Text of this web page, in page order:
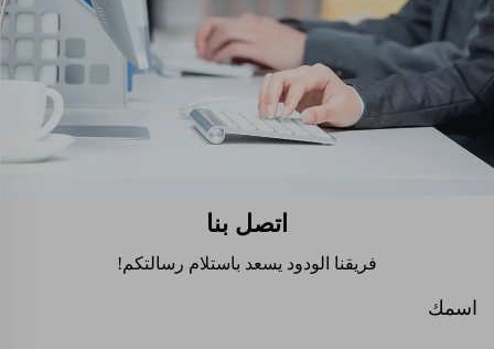
اتصل بنا
فريقنا الودود يسعد باستلام رسالتكم!
اسمك